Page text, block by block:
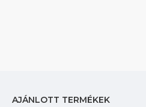
AJÁNLOTT TERMÉKEK